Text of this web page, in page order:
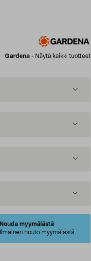
Gardena - Näytä kaikki tuotteet
Nouda myymälästä
Ilmainen nouto myymälästä